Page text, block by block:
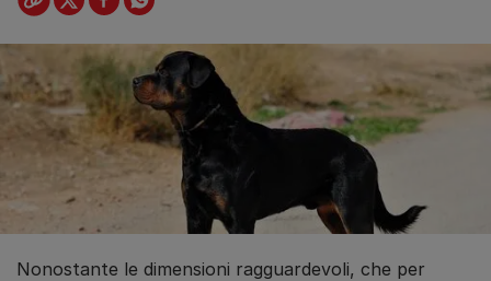
Nonostante le dimensioni ragguardevoli, che per